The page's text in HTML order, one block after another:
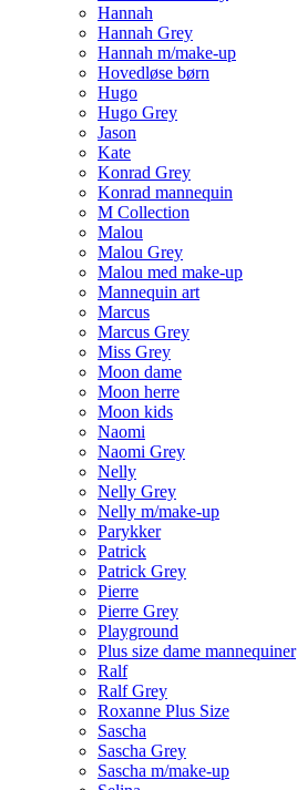
Hannah
Hannah Grey
Hannah m/make-up
Hovedløse børn
Hugo
Hugo Grey
Jason
Kate
Konrad Grey
Konrad mannequin
M Collection
Malou
Malou Grey
Malou med make-up
Mannequin art
Marcus
Marcus Grey
Miss Grey
Moon dame
Moon herre
Moon kids
Naomi
Naomi Grey
Nelly
Nelly Grey
Nelly m/make-up
Parykker
Patrick
Patrick Grey
Pierre
Pierre Grey
Playground
Plus size dame mannequiner
Ralf
Ralf Grey
Roxanne Plus Size
Sascha
Sascha Grey
Sascha m/make-up